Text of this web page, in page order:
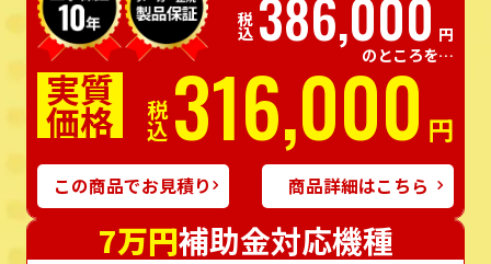
税込 386,000 円
のところを…
実質
価格 税込316,000 円
この商品でお見積り 商品詳細はこちら
7万円補助金対応機種